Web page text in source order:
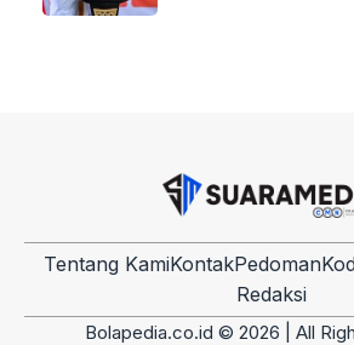
Tentang KamiKontakPedoman
Redaksi
Bolapedia.co.id © 2026 | All